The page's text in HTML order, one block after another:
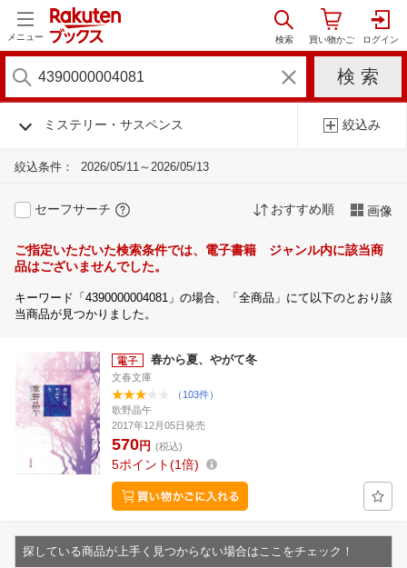
メニュー
ミステリー・サスペンス 絞込み
絞込条件： 2026/05/11～2026/05/13
セーフサーチ おすすめ順 画像
ご指定いただいた検索条件では、電子書籍 ジャンル内に該当商
品はございませんでした。
キーワード「4390000004081」の場合、「全商品」にて以下のとおり該
当商品が見つかりました。
春から夏、やがて冬
文春文庫
（103件）
歌野晶午
2017年12月05日発売
570円 (税込)
5ポイント 1倍
探している商品が上手く見つからない場合はここをチェック！